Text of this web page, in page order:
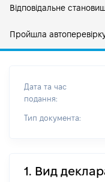
Відповідальне
Пройшла
Дата та час
подання:
Тип документа:
1. Вид